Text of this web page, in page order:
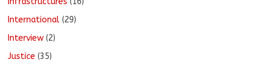
International (29)
Interview (2)
Justice (35)